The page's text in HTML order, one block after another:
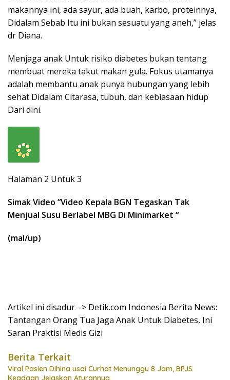
makannya ini, ada sayur, ada buah, karbo, proteinnya,
Didalam Sebab Itu ini bukan sesuatu yang aneh,” jelas
dr Diana.
Menjaga anak Untuk risiko diabetes bukan tentang
membuat mereka takut makan gula. Fokus utamanya
adalah membantu anak punya hubungan yang lebih
sehat Didalam Citarasa, tubuh, dan kebiasaan hidup
Dari dini.
Halaman 2 Untuk 3
Simak Video “Video Kepala BGN Tegaskan Tak
Menjual Susu Berlabel MBG Di Minimarket “
(mal/up)
Artikel ini disadur –> Detik.com Indonesia Berita News:
Tantangan Orang Tua Jaga Anak Untuk Diabetes, Ini
Saran Praktisi Medis Gizi
Berita Terkait
Viral Pasien Dihina usai Curhat Menunggu 8 Jam, BPJS
Keadaan Jelaskan Aturannya